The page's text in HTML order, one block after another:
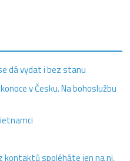
dá vydat i bez stanu
v Česku. Na bohoslužbu
kontaktů spoléháte jen na ni,